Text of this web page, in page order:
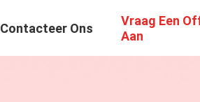
Contacteer Ons
Vraag Een
Aan